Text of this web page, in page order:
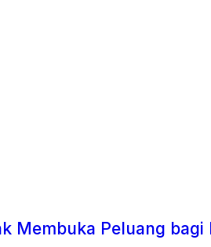
Membuka Peluang bagi